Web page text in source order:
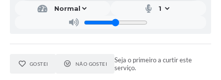
GOSTEI NÃO GOSTEI
Seja o primeiro a curtir este
serviço.